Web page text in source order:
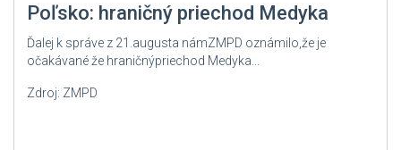
Poľsko: hraničný priechod Medyka
Ďalej k správe z 21.augusta námZMPD oznámilo,že je
očakávané že hraničnýpriechod Medyka...
Zdroj: ZMPD